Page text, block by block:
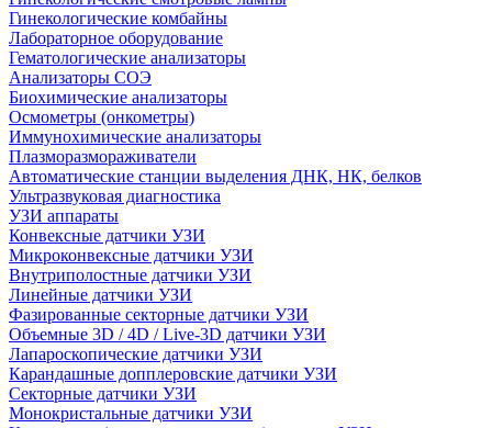
Гинекологические комбайны
Лабораторное оборудование
Гематологические анализаторы
Анализаторы СОЭ
Биохимические анализаторы
Осмометры (онкометры)
Иммунохимические анализаторы
Плазморазмораживатели
Автоматические станции выделения ДНК, НК, белков
Ультразвуковая диагностика
УЗИ аппараты
Конвексные датчики УЗИ
Микроконвексные датчики УЗИ
Внутриполостные датчики УЗИ
Линейные датчики УЗИ
Фазированные секторные датчики УЗИ
Объемные 3D / 4D / Live-3D датчики УЗИ
Лапароскопические датчики УЗИ
Карандашные допплеровские датчики УЗИ
Секторные датчики УЗИ
Монокристальные датчики УЗИ